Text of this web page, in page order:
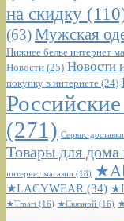
на скидку
(63)Мужская
Нижнее белье интернет
Новости (25) Новости
покупку в интернете (24)
(271) Сервис
Товары для дома
интернет магазин (18)
★LACYWEAR (34)
★Tmart (16) ★Связной (16)